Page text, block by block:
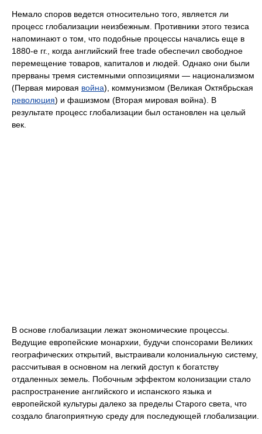
Немало споров ведется относительно того, является ли
процесс глобализации неизбежным. Противники этого тезиса
напоминают о том, что подобные процессы начались еще в
1880-е гг., когда английский free trade обеспечил свободное
перемещение товаров, капиталов и людей. Однако они были
прерваны тремя системными оппозициями — национализмом
(Первая мировая война), коммунизмом (Великая Октябрьская
революция) и фашизмом (Вторая мировая война). В
результате процесс глобализации был остановлен на целый
век.
В основе глобализации лежат экономические процессы.
Ведущие европейские монархии, будучи спонсорами Великих
географических открытий, выстраивали колониальную систему,
рассчитывая в основном на легкий доступ к богатству
отдаленных земель. Побочным эффектом колонизации стало
распространение английского и испанского языка и
европейской культуры далеко за пределы Старого света, что
создало благоприятную среду для последующей глобализации.